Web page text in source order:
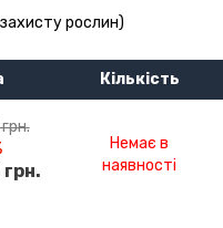
рослин)
Кількість
грн.
Немає в
наявності